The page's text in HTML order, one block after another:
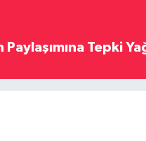
Tepki